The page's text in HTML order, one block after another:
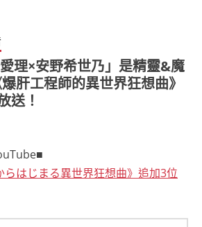
理×安野希世乃」是精靈&魔
肝工程師的異世界狂想曲》
送！
はじまる異世界狂想曲》追加3位